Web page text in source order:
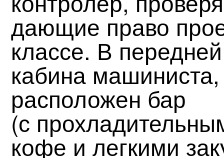
дающие право
классе. В
кабина
расположен бар
(с
кофе и легкими